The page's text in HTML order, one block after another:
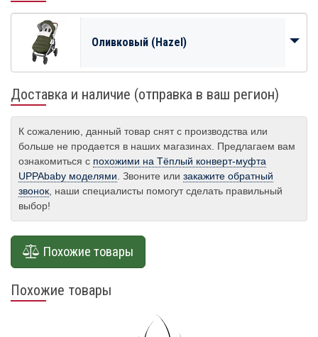
Оливковый (Hazel)
Доставка и наличие (отправка в ваш регион)
К сожалению, данный товар снят с производства или
больше не продается в наших магазинах. Предлагаем вам
ознакомиться с похожими на Тёплый конверт-муфта
UPPAbaby моделями . Звоните или закажите обратный
звонок , наши специалисты помогут сделать правильный
выбор!
Похожие товары
Похожие товары